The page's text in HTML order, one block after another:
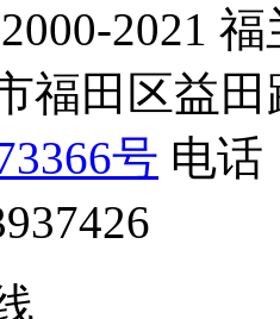
2021
福田区益
号 电话